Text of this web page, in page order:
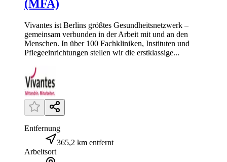
(MFA)
Vivantes ist Berlins größtes Gesundheitsnetzwerk –
gemeinsam verbunden in der Arbeit mit und an den
Menschen. In über 100 Fachkliniken, Instituten und
Pflegeeinrichtungen stellen wir die erstklassige...
Entfernung
365,2 km entfernt
Arbeitsort